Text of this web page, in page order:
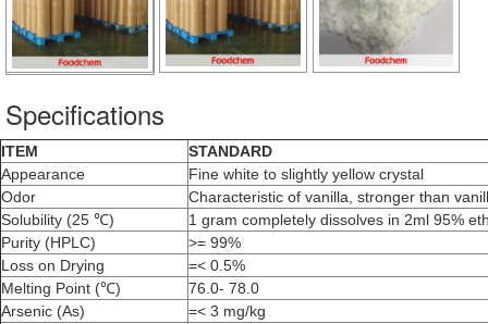
Specifications
ITEM
STANDARD
Appearance
Fine white to slightly yellow crystal
Odor
Characteristic of vanilla, stronger than
Solubility (25 ℃)
1 gram completely dissolves in 2ml 95%
Purity (HPLC)
>= 99%
Loss on Drying
=< 0.5%
Melting Point (℃)
76.0- 78.0
Arsenic (As)
=< 3 mg/kg